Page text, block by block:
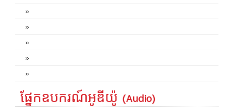
»
»
»
»
»
ផ្នែកឧបករណ៍អូឌីយ៉ូ (Audio)